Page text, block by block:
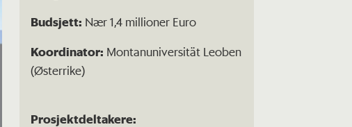
Budsjett: Nær 1,4 millioner Euro
Koordinator: Montanuniversität Leoben
(Østerrike)
Prosjektdeltakere: